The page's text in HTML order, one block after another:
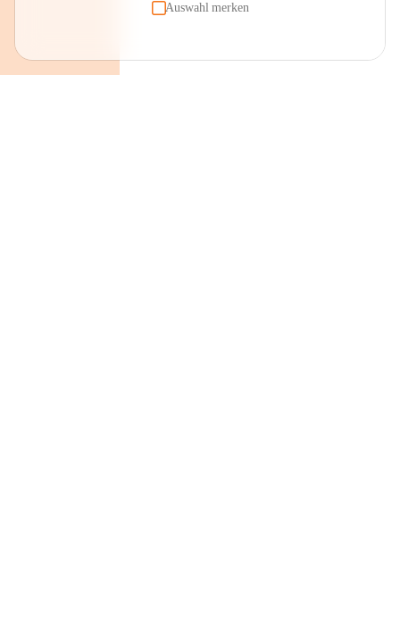
Auswahl merken